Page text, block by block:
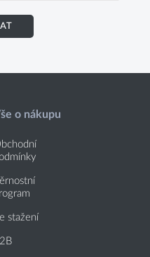
o nákupu
stažení